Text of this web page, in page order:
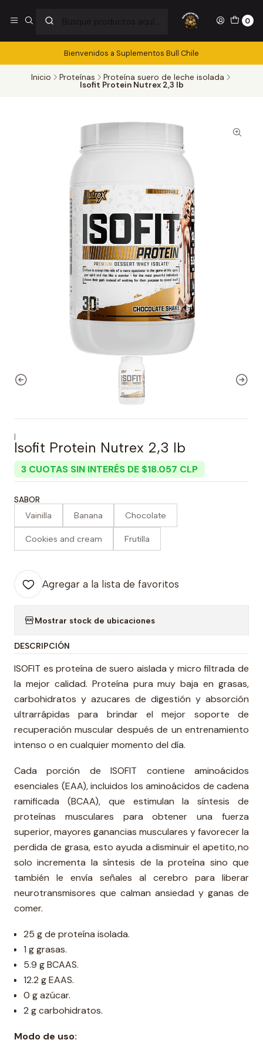
0
Bienvenidos a Suplementos Bull Chile
Inicio Proteínas Proteína suero de leche isolada
Isofit Protein Nutrex 2,3 lb
|
Isofit Protein Nutrex 2,3 lb
3 CUOTAS SIN INTERÉS DE $18.057 CLP
SABOR
Vainilla Banana Chocolate
Cookies and cream Frutilla
Agregar a la lista de favoritos
Mostrar stock de ubicaciones
DESCRIPCIÓN
ISOFIT es proteína de suero aislada y micro filtrada de
la mejor calidad. Proteína pura muy baja en grasas,
carbohidratos y azucares de digestión y absorción
ultrarrápidas para brindar el mejor soporte de
recuperación muscular después de un entrenamiento
intenso o en cualquier momento del día.
Cada porción de ISOFIT contiene aminoácidos
esenciales (EAA), incluidos los aminoácidos de cadena
ramificada (BCAA), que estimulan la síntesis de
proteínas musculares para obtener una fuerza
superior, mayores ganancias musculares y favorecer la
perdida de grasa, esto ayuda a disminuir el apetito, no
solo incrementa la síntesis de la proteína sino que
también le envía señales al cerebro para liberar
neurotransmisores que calman ansiedad y ganas de
comer.
25 g de proteína isolada.
1 g grasas.
5.9 g BCAAS.
12.2 g EAAS.
0 g azúcar.
2 g carbohidratos.
Modo de uso: